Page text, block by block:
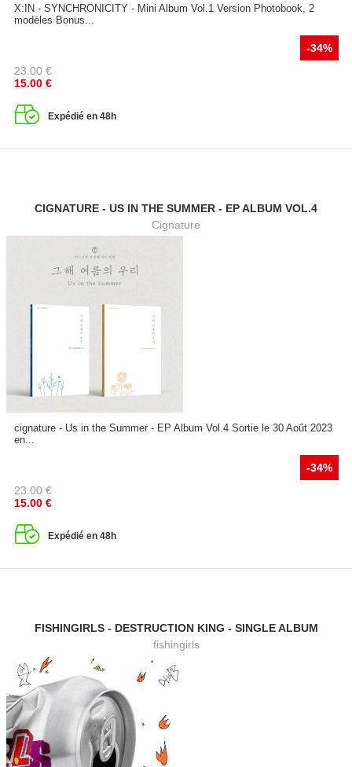
X:IN - SYNCHRONICITY - Mini Album Vol.1 Version Photobook, 2
modèles Bonus...
-34%
23.00 €
15.00 €
Expédié en 48h
CIGNATURE - US IN THE SUMMER - EP ALBUM VOL.4
Cignature
cignature - Us in the Summer - EP Album Vol.4 Sortie le 30 Août 2023
en...
-34%
23.00 €
15.00 €
Expédié en 48h
FISHINGIRLS - DESTRUCTION KING - SINGLE ALBUM
fishingirls